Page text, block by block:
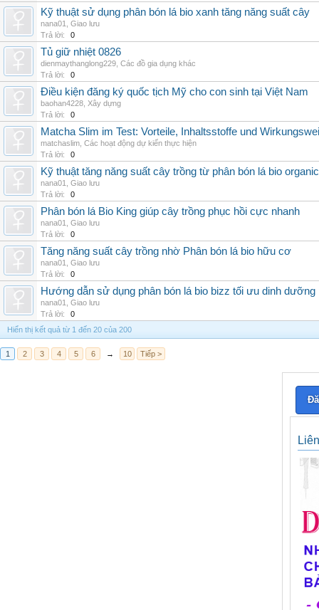
Kỹ thuật sử dụng phân bón lá bio xanh tăng năng suất cây
nana01
Giao lưu
Trả lời:
0
Tủ giữ nhiệt 0826
dienmaythanglong229 Các đồ gia dụng khác
Trả lời:
0
Điều kiện đăng ký quốc tịch Mỹ cho con sinh tại Việt Nam
baohan4228 Xây dựng
Trả lời:
0
Matcha Slim im Test: Vorteile, Inhaltsstoffe und
matchaslim Các hoạt động dự kiến thực hiện
Trả lời:
0
Kỹ thuật tăng năng suất cây trồng từ phân bón lá bio organic
nana01
Giao lưu
Trả lời:
0
Phân bón lá Bio King giúp cây trồng phục hồi cực nhanh
nana01
Giao lưu
Trả lời:
0
Tăng năng suất cây trồng nhờ Phân bón lá bio hữu cơ
nana01
Giao lưu
Trả lời:
0
Hướng dẫn sử dụng phân bón lá bio bizz tối ưu dinh dưỡng
nana01
Giao lưu
Trả lời:
0
Hiển thị kết quả từ 1 đến 20 của 200
1 2 3 4 5 6 → 10 Tiếp >